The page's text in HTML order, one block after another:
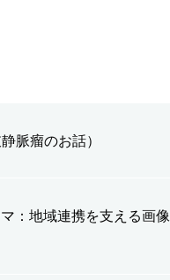
脈瘤のお話）
：地域連携を支える画